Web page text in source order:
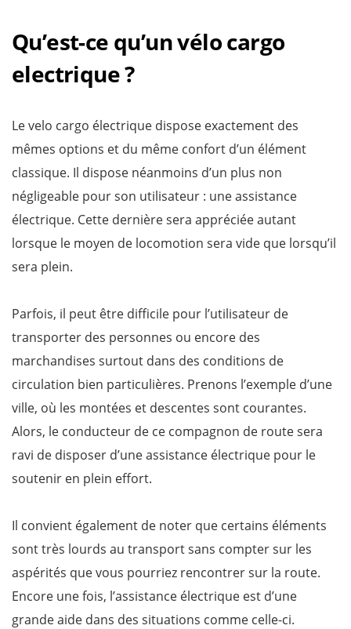
Qu’est-ce qu’un vélo cargo
electrique ?
Le velo cargo électrique dispose exactement des
mêmes options et du même confort d’un élément
classique. Il dispose néanmoins d’un plus non
négligeable pour son utilisateur : une assistance
électrique. Cette dernière sera appréciée autant
lorsque le moyen de locomotion sera vide que lorsqu’il
sera plein.
Parfois, il peut être difficile pour l’utilisateur de
transporter des personnes ou encore des
marchandises surtout dans des conditions de
circulation bien particulières. Prenons l’exemple d’une
ville, où les montées et descentes sont courantes.
Alors, le conducteur de ce compagnon de route sera
ravi de disposer d’une assistance électrique pour le
soutenir en plein effort.
Il convient également de noter que certains éléments
sont très lourds au transport sans compter sur les
aspérités que vous pourriez rencontrer sur la route.
Encore une fois, l’assistance électrique est d’une
grande aide dans des situations comme celle-ci.